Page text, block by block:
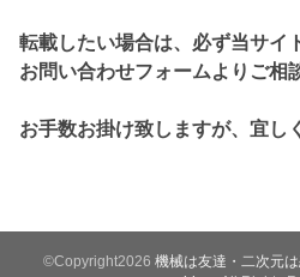
転載したい場合は、必ず当サイ
お問い合わせフォームよりご相
お手数お掛け致しますが、宜し
©Copyright2026 機械は友達・二次元